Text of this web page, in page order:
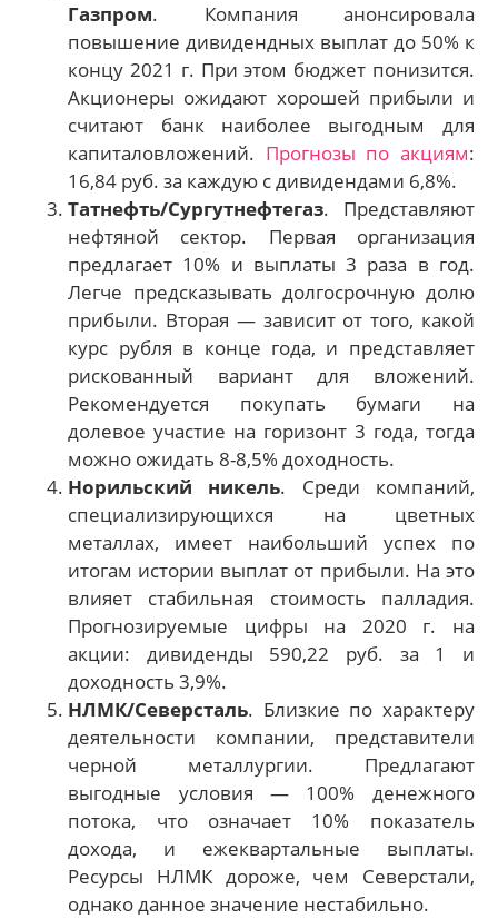
Газпром. Компания анонсировала
повышение дивидендных выплат до 50% к
концу 2021 г. При этом бюджет понизится.
Акционеры ожидают хорошей прибыли и
считают банк наиболее выгодным для
капиталовложений. Прогнозы по акциям:
16,84 руб. за каждую с дивидендами 6,8%.
Татнефть/Сургутнефтегаз. Представляют
нефтяной сектор. Первая организация
предлагает 10% и выплаты 3 раза в год.
Легче предсказывать долгосрочную долю
прибыли. Вторая — зависит от того, какой
курс рубля в конце года, и представляет
рискованный вариант для вложений.
Рекомендуется покупать бумаги на
долевое участие на горизонт 3 года, тогда
можно ожидать 8-8,5% доходность.
Норильский никель. Среди компаний,
специализирующихся на цветных
металлах, имеет наибольший успех по
итогам истории выплат от прибыли. На это
влияет стабильная стоимость палладия.
Прогнозируемые цифры на 2020 г. на
акции: дивиденды 590,22 руб. за 1 и
доходность 3,9%.
НЛМК/Северсталь. Близкие по характеру
деятельности компании, представители
черной металлургии. Предлагают
выгодные условия — 100% денежного
потока, что означает 10% показатель
дохода, и ежеквартальные выплаты.
Ресурсы НЛМК дороже, чем Северстали,
однако данное значение нестабильно.